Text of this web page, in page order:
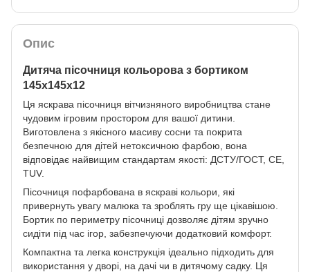
Опис
Дитяча пісочниця кольорова з бортиком
145х145х12
Ця яскрава пісочниця вітчизняного виробництва стане
чудовим ігровим простором для вашої дитини.
Виготовлена з якісного масиву сосни та покрита
безпечною для дітей нетоксичною фарбою, вона
відповідає найвищим стандартам якості: ДСТУ/ГОСТ, CE,
TUV.
Пісочниця пофарбована в яскраві кольори, які
привернуть увагу малюка та зроблять гру ще цікавішою.
Бортик по периметру пісочниці дозволяє дітям зручно
сидіти під час ігор, забезпечуючи додатковий комфорт.
Компактна та легка конструкція ідеально підходить для
використання у дворі, на дачі чи в дитячому садку. Ця